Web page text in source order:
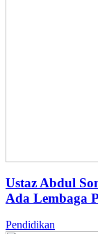
Ustaz Abdul
Ada Lembaga
Pendidikan